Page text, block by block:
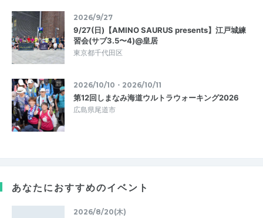
2026/9/27
9/27(日)【AMINO SAURUS presents】江戸城練
習会(サブ3.5〜4)@皇居
東京都千代田区
2026/10/10・2026/10/11
第12回しまなみ海道ウルトラウォーキング2026
広島県尾道市
あなたにおすすめのイベント
2026/8/20(木)